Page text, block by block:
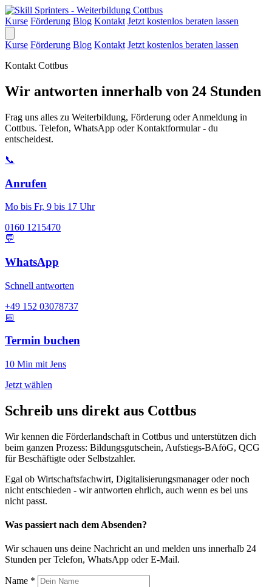
Kurse Förderung Blog Kontakt Jetzt kostenlos beraten lassen
Kurse Förderung Blog Kontakt Jetzt kostenlos beraten lassen
Kontakt Cottbus
Wir antworten innerhalb von 24 Stunden
Frag uns alles zu Weiterbildung, Förderung oder Anmeldung in
Cottbus. Telefon, WhatsApp oder Kontaktformular - du
entscheidest.
📞
Anrufen
Mo bis Fr, 9 bis 17 Uhr
0160 1215470
💬
WhatsApp
Schnell antworten
+49 152 03078737
📅
Termin buchen
10 Min mit Jens
Jetzt wählen
Schreib uns direkt aus Cottbus
Wir kennen die Förderlandschaft in Cottbus und unterstützen dich
beim ganzen Prozess: Bildungsgutschein, Aufstiegs-BAföG, QCG
für Beschäftigte oder Selbstzahler.
Egal ob Wirtschaftsfachwirt, Digitalisierungsmanager oder noch
nicht entschieden - wir antworten ehrlich, auch wenn es bei uns
nicht passt.
Was passiert nach dem Absenden?
Wir schauen uns deine Nachricht an und melden uns innerhalb 24
Stunden per Telefon, WhatsApp oder E-Mail.
Name *